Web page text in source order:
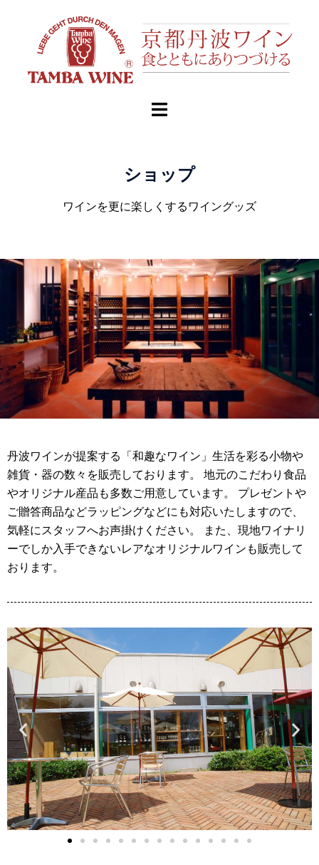
ショップ
ワインを更に楽しくするワイングッズ
丹波ワインが提案する「和趣なワイン」生活を彩る小物や
雑貨・器の数々を販売しております。 地元のこだわり食品
やオリジナル産品も多数ご用意しています。 プレゼントや
ご贈答商品などラッピングなどにも対応いたしますので、
気軽にスタッフへお声掛けください。 また、現地ワイナリ
ーでしか入手できないレアなオリジナルワインも販売して
おります。